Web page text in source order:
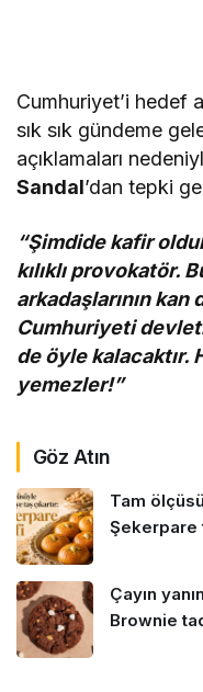
Cumhuriyet’i hedef
sık sık gündeme
açıklamaları
Sandal’dan tepki
“Şimdide kafir
kılıklı provokatör.
arkadaşlarının
Cumhuriyeti
de öyle kalacaktır.
yemezler!”
Göz Atın
Tam
Şekerpare
Çayın
Brownie